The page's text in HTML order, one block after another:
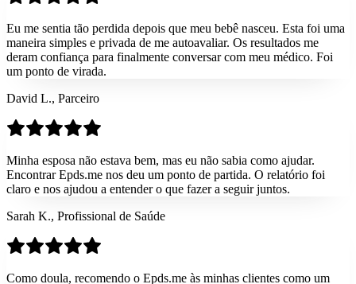
Eu me sentia tão perdida depois que meu bebê nasceu. Esta foi uma
maneira simples e privada de me autoavaliar. Os resultados me
deram confiança para finalmente conversar com meu médico. Foi
um ponto de virada.
David L., Parceiro
Minha esposa não estava bem, mas eu não sabia como ajudar.
Encontrar Epds.me nos deu um ponto de partida. O relatório foi
claro e nos ajudou a entender o que fazer a seguir juntos.
Sarah K., Profissional de Saúde
Como doula, recomendo o Epds.me às minhas clientes como um